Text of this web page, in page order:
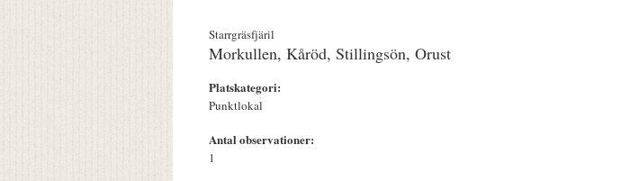
Starrgräsfjäril
Morkullen, Kåröd, Stillingsön, Orust
Platskategori:
Punktlokal
Antal observationer:
1